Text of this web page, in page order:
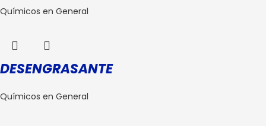
Químicos en General
DESENGRASANTE
Químicos en General